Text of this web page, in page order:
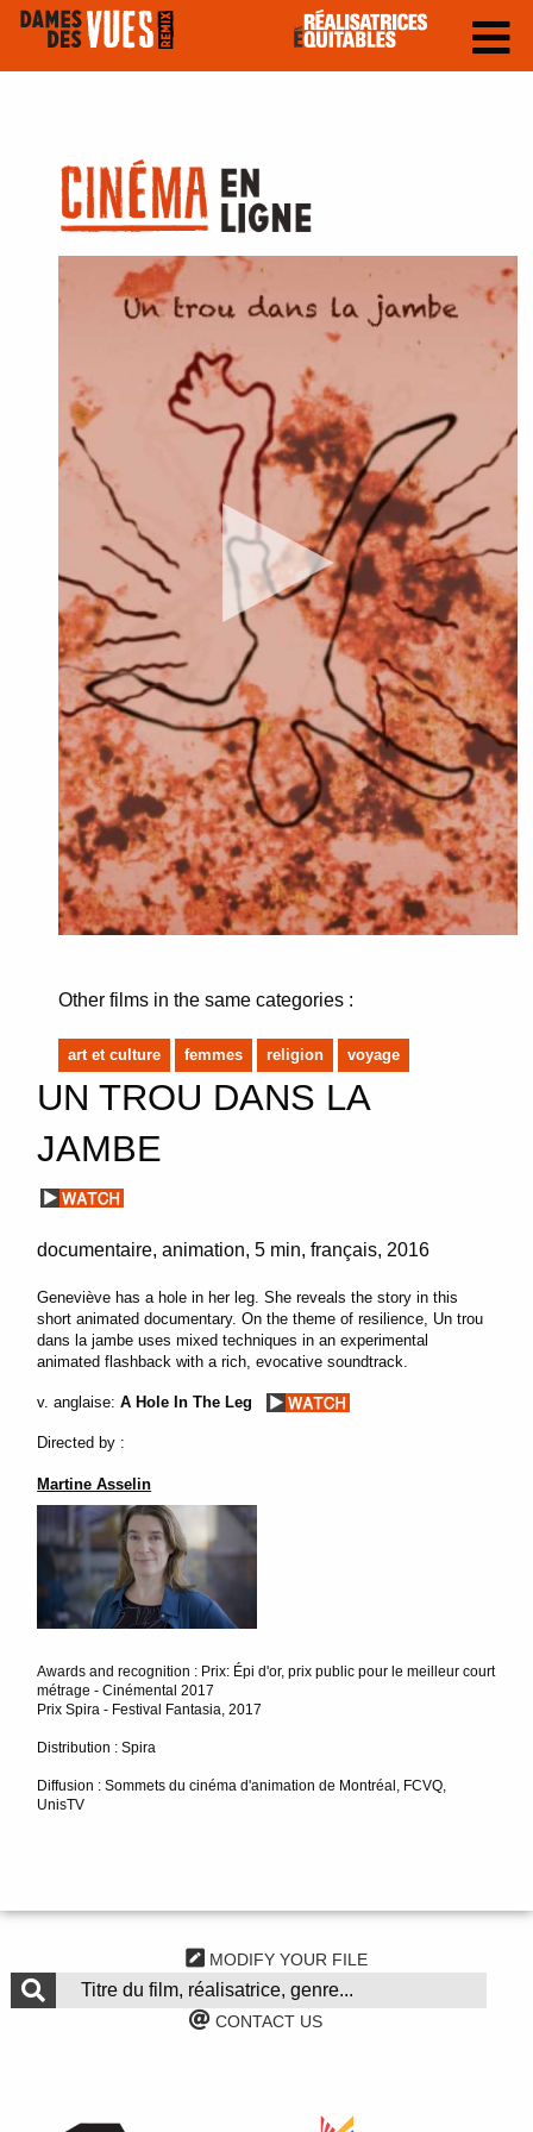
Other films in the same categories :
art et culture femmes religion voyage
UN TROU DANS LA
JAMBE
documentaire, animation 5 min français 2016
Geneviève has a hole in her leg. She reveals the story in this
short animated documentary. On the theme of resilience, Un trou
dans la jambe uses mixed techniques in an experimental
animated flashback with a rich, evocative soundtrack.
v. anglaise: A Hole In The Leg
Directed by :
Martine Asselin
Awards and recognition : Prix: Épi d'or, prix public pour le meilleur court
métrage - Cinémental 2017
Prix Spira - Festival Fantasia, 2017
Distribution : Spira
Diffusion : Sommets du cinéma d'animation de Montréal, FCVQ,
UnisTV
MODIFY YOUR FILE
CONTACT US